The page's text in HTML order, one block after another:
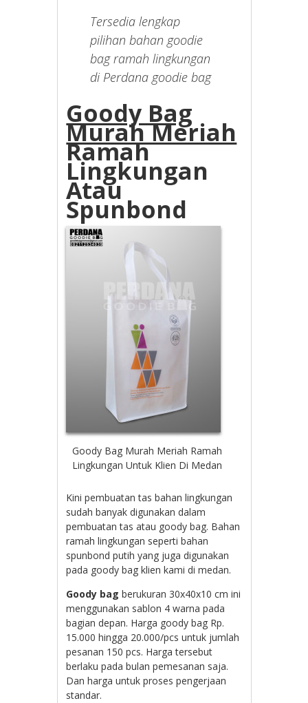
Tersedia lengkap
pilihan bahan goodie
bag ramah lingkungan
di Perdana goodie bag
Goody Bag
Murah Meriah
Ramah
Lingkungan
Atau
Spunbond
Goody Bag Murah Meriah Ramah
Lingkungan Untuk Klien Di Medan
Kini pembuatan tas bahan lingkungan
sudah banyak digunakan dalam
pembuatan tas atau goody bag. Bahan
ramah lingkungan seperti bahan
spunbond putih yang juga digunakan
pada goody bag klien kami di medan.
Goody bag berukuran 30x40x10 cm ini
menggunakan sablon 4 warna pada
bagian depan. Harga goody bag Rp.
15.000 hingga 20.000/pcs untuk jumlah
pesanan 150 pcs. Harga tersebut
berlaku pada bulan pemesanan saja.
Dan harga untuk proses pengerjaan
standar.